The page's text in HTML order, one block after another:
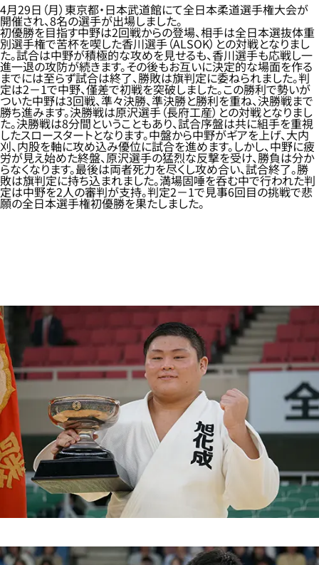
4月29日（月）東京都・日本武道館にて全日本柔道選手権大会が
開催され、8名の選手が出場しました。
初優勝を目指す中野は2回戦からの登場、相手は全日本選抜体重
別選手権で苦杯を喫した香川選手（ALSOK）との対戦となりまし
た。試合は中野が積極的な攻めを見せるも、香川選手も応戦し一
進一退の攻防が続きます。その後もお互いに決定的な場面を作る
までには至らず試合は終了、勝敗は旗判定に委ねられました。判
定は2－1で中野、僅差で初戦を突破しました。この勝利で勢いが
ついた中野は3回戦、準々決勝、準決勝と勝利を重ね、決勝戦まで
勝ち進みます。決勝戦は原沢選手（長府工産）との対戦となりまし
た。決勝戦は8分間ということもあり、試合序盤は共に組手を重視
したスロースタートとなります。中盤から中野がギアを上げ、大内
刈、内股を軸に攻め込み優位に試合を進めます。しかし、中野に疲
労が見え始めた終盤、原沢選手の猛烈な反撃を受け、勝負は分か
らなくなります。最後は両者死力を尽くし攻め合い、試合終了。勝
敗は旗判定に持ち込まれました。満場固唾を呑む中で行われた判
定は中野を2人の審判が支持。判定2－1で見事6回目の挑戦で悲
願の全日本選手権初優勝を果たしました。